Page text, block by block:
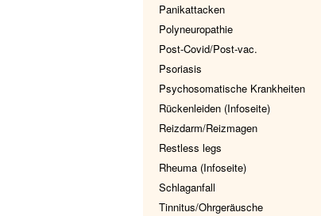
Panikattacken
Polyneuropathie
Post-Covid/Post-vac.
Psoriasis
Psychosomatische Krankheiten
Rückenleiden (Infoseite)
Reizdarm/Reizmagen
Restless legs
Rheuma (Infoseite)
Schlaganfall
Tinnitus/Ohrgeräusche